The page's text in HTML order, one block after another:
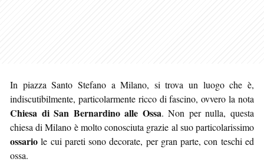
In piazza Santo Stefano a Milano, si trova un luogo che è,
indiscutibilmente, particolarmente ricco di fascino, ovvero la nota
Chiesa di San Bernardino alle Ossa. Non per nulla, questa
chiesa di Milano è molto conosciuta grazie al suo particolarissimo
ossario le cui pareti sono decorate, per gran parte, con teschi ed
ossa.